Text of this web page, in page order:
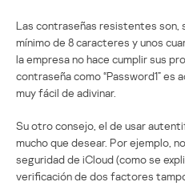
Las contraseñas resistentes son,
mínimo de 8 caracteres y unos
la empresa no hace cumplir sus
contraseña como “Password1” es
muy fácil de adivinar.
Su otro consejo, el de usar
mucho que desear. Por ejemplo,
seguridad de iCloud (como se
verificación de dos factores